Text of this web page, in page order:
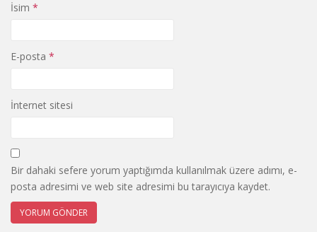
İsim *
E-posta *
İnternet sitesi
Bir dahaki sefere yorum yaptığımda kullanılmak üzere adımı, e-
posta adresimi ve web site adresimi bu tarayıcıya kaydet.